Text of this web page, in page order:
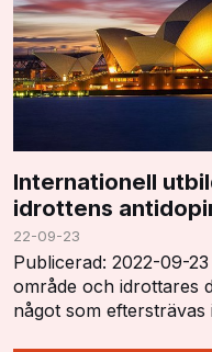
Internationell
idrottens
22-09-23
Publicerad: 2022-09-
område och idrottares
något som eftersträvas